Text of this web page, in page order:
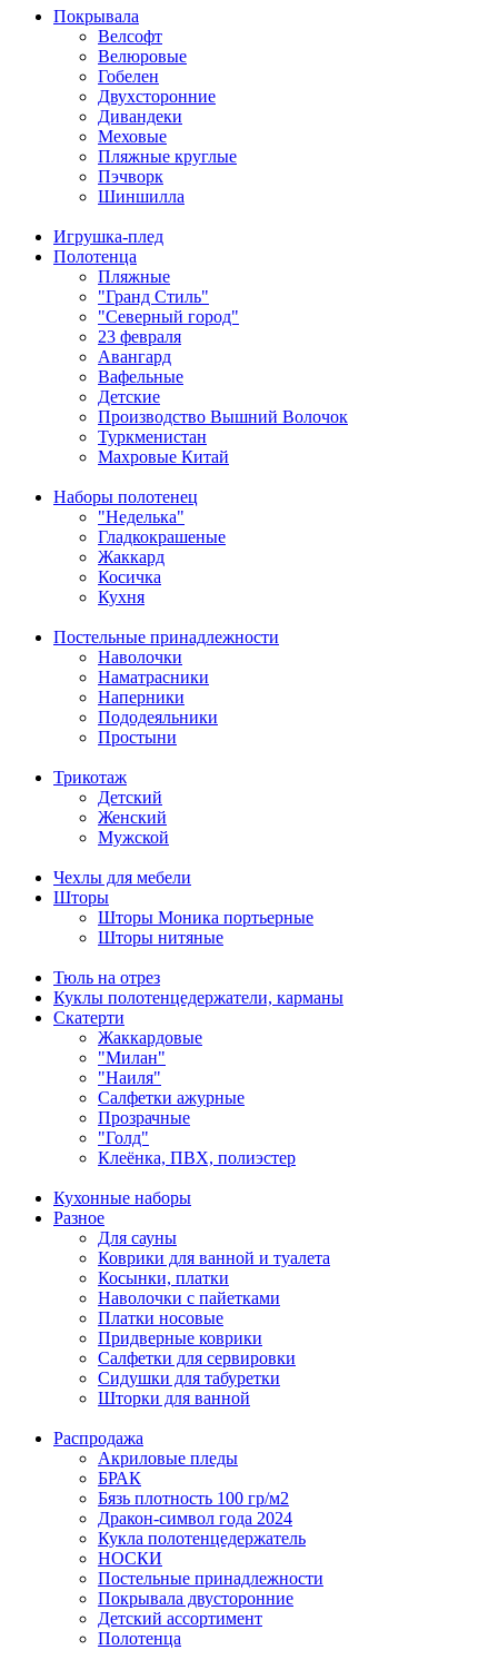
Покрывала
Велсофт
Велюровые
Гобелен
Двухсторонние
Дивандеки
Меховые
Пляжные круглые
Пэчворк
Шиншилла
Игрушка-плед
Полотенца
Пляжные
"Гранд Стиль"
"Северный город"
23 февраля
Авангард
Вафельные
Детские
Производство Вышний Волочок
Туркменистан
Махровые Китай
Наборы полотенец
"Неделька"
Гладкокрашеные
Жаккард
Косичка
Кухня
Постельные принадлежности
Наволочки
Наматрасники
Наперники
Пододеяльники
Простыни
Трикотаж
Детский
Женский
Мужской
Чехлы для мебели
Шторы
Шторы Моника портьерные
Шторы нитяные
Тюль на отрез
Куклы полотенцедержатели, карманы
Скатерти
Жаккардовые
"Милан"
"Наиля"
Салфетки ажурные
Прозрачные
"Голд"
Клеёнка, ПВХ, полиэстер
Кухонные наборы
Разное
Для сауны
Коврики для ванной и туалета
Косынки, платки
Наволочки с пайетками
Платки носовые
Придверные коврики
Салфетки для сервировки
Сидушки для табуретки
Шторки для ванной
Распродажа
Акриловые пледы
БРАК
Бязь плотность 100 гр/м2
Дракон-символ года 2024
Кукла полотенцедержатель
НОСКИ
Постельные принадлежности
Покрывала двусторонние
Детский ассортимент
Полотенца